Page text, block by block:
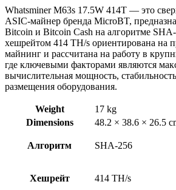
Whatsminer M63s 17.5W 414T — это
ASIC-майнер бренда MicroBT,
Bitcoin и Bitcoin Cash на алгоритме
хешрейтом 414 TH/s ориентирована на
майнинг и рассчитана на работу в
где ключевыми факторами являются
вычислительная мощность,
размещения оборудования.
Weight
17 kg
Dimensions
48.2 × 38.6 × 26.5
Алгоритм SHA-256
Хешрейт 414 TH/s